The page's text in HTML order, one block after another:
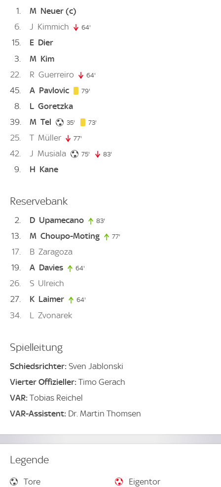
1 M Neuer (c)
6
J Kimmich 64'
15 E Dier
3
M Kim
22
R Guerreiro 64'
45 A Pavlovic 79'
8 L Goretzka
39
M Tel 35' 35. minute
73'
25 T Müller 77'
42 J Musiala 75' 75. minute
83'
9 H Kane
Reservebank
2 D Upamecano 83'
13 M Choupo-Moting 77'
17 B Zaragoza
19
A Davies 64'
26 S Ulreich
27
K Laimer 64'
34 L Zvonarek
Spielleitung
Schiedsrichter: Sven Jablonski
Vierter Offizieller: Timo Gerach
VAR: Tobias Reichel
VAR-Assistent: Dr. Martin Thomsen
Legende
Tore
Eigentor